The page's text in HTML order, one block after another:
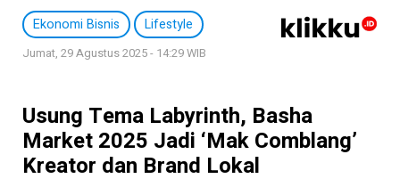
Ekonomi Bisnis Lifestyle
Jumat, 29 Agustus 2025 - 14:29 WIB
Usung Tema Labyrinth, Basha
Market 2025 Jadi ‘Mak Comblang’
Kreator dan Brand Lokal